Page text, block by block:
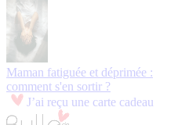
Maman fatiguée et déprimée :
comment s'en sortir ?
J’ai reçu une carte cadeau